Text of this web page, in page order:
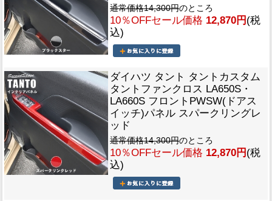
通常価格14,300円のところ
10％OFFセール価格 12,870円 (税
込)
ダイハツ タント タントカスタム
タントファンクロス LA650S・
LA660S フロントPWSW(ドアス
イッチ)パネル スパークリングレ
ッド
通常価格14,300円のところ
10％OFFセール価格 12,870円 (税
込)